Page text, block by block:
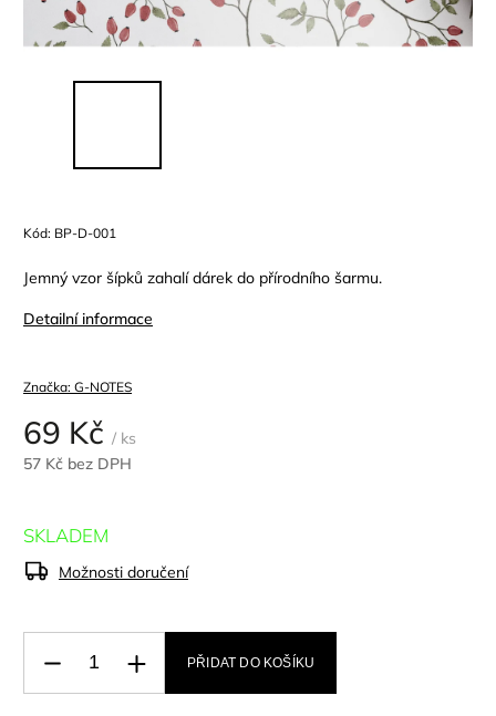
Kód: BP-D-001
Jemný vzor šípků zahalí dárek do přírodního šarmu.
Detailní informace
Značka: G-NOTES
69 Kč / ks
57 Kč bez DPH
SKLADEM
Možnosti doručení
PŘIDAT DO KOŠÍKU